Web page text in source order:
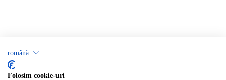
română
Folosim cookie-uri